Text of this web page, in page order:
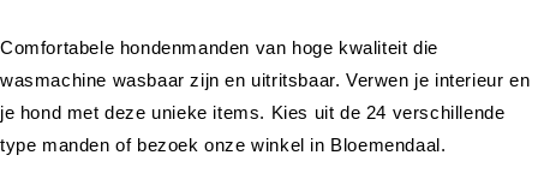
Comfortabele hondenmanden van hoge kwaliteit die
wasmachine wasbaar zijn en uitritsbaar. Verwen je interieur en
je hond met deze unieke items. Kies uit de 24 verschillende
type manden of bezoek onze winkel in Bloemendaal.